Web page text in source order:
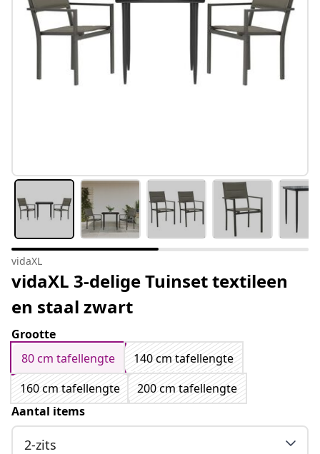
vidaXL
vidaXL 3-delige Tuinset textileen
en staal zwart
Grootte
80 cm tafellengte
140 cm tafellengte
160 cm tafellengte
200 cm tafellengte
Aantal items
2-zits